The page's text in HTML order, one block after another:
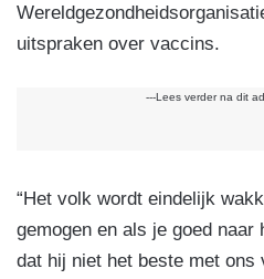
uitspraken over vaccins.
---Lees verder na dit
“Het volk wordt eindelijk
gemogen en als je goed
dat hij niet het beste met ons